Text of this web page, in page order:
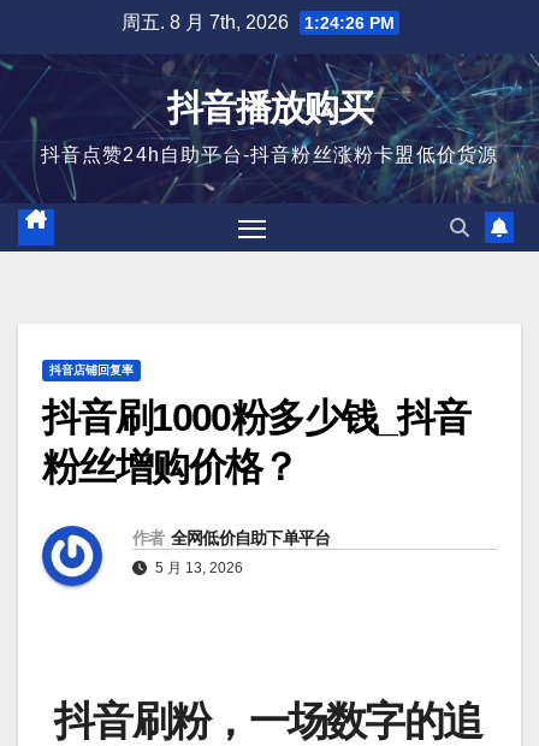
容
周五. 8 月 7th, 2026 1:24:27 PM
抖音播放购买
抖音点赞24h自助平台-抖音粉丝涨粉卡盟低价货源
抖音店铺回复率
抖音刷1000粉多少钱_抖音
粉丝增购价格？
作者 全网低价自助下单平台
5 月 13, 2026
抖音刷粉，一场数字的追